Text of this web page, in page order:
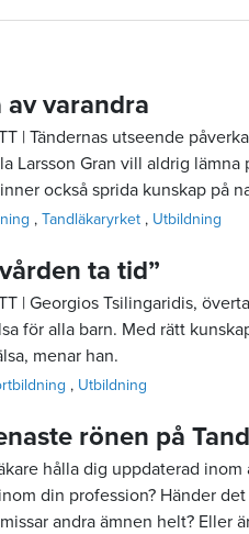
varandra
| Tändernas utseende
Larsson Gran vill aldrig
också sprida kunskap på
Tandläkaryrket Utbildning
ta tid”
| Georgios Tsilingaridis,
för alla barn. Med rätt
menar han.
Utbildning
rönen på
hålla dig uppdaterad
din profession? Händer
andra ämnen helt? Eller